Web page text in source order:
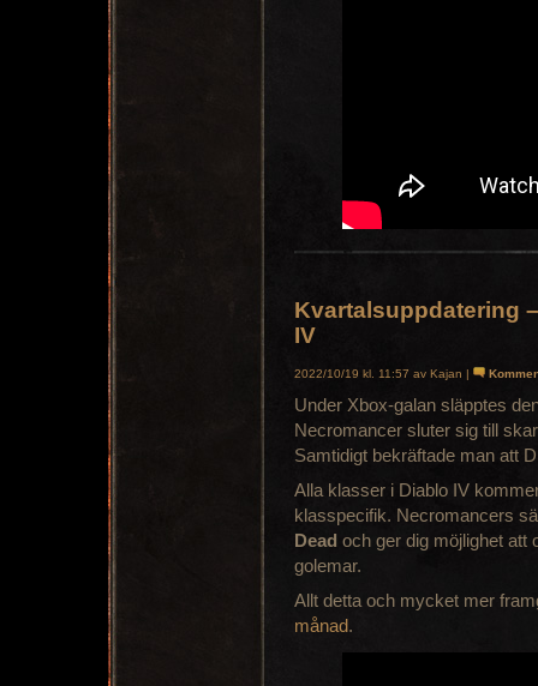
Kvartalsuppdatering
IV
2022/10/19 kl. 11:57 av Kajan |
Under Xbox-galan släpptes
Necromancer sluter sig till
Samtidigt bekräftade man att
Alla klasser i Diablo IV
klasspecifik. Necromancers
Dead och ger dig möjlighet att
golemar.
Allt detta och mycket mer
månad.